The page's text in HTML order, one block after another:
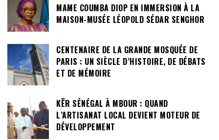
MAME COUMBA DIOP EN IMMERSION À LA
MAISON-MUSÉE LÉOPOLD SÉDAR SENGHOR
CENTENAIRE DE LA GRANDE MOSQUÉE DE
PARIS : UN SIÈCLE D’HISTOIRE, DE DÉBATS
ET DE MÉMOIRE
KËR SÉNÉGAL À MBOUR : QUAND
L’ARTISANAT LOCAL DEVIENT MOTEUR DE
DÉVELOPPEMENT